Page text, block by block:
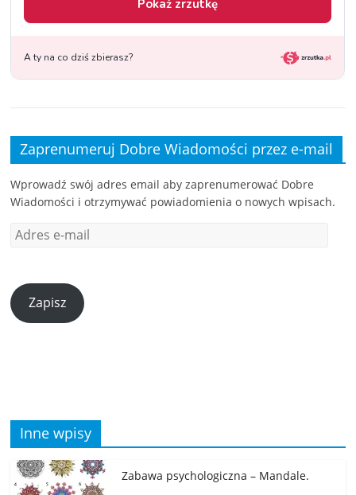
Zaprenumeruj Dobre Wiadomości przez e-mail
Wprowadź swój adres email aby zaprenumerować Dobre
Wiadomości i otrzymywać powiadomienia o nowych wpisach.
Zapisz
Inne wpisy
Zabawa psychologiczna – Mandale.